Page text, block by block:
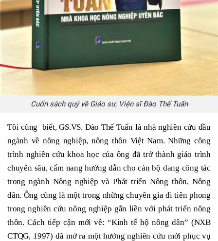
Cuốn sách quý về Giáo sư, Viện sĩ Đào Thế Tuấn
Tôi cũng biết, GS.VS. Đào Thế Tuấn là nhà nghiên cứu đầu
ngành về nông nghiệp, nông thôn Việt Nam. Những công
trình nghiên cứu khoa học của ông đã trở thành giáo trình
chuyên sâu, cẩm nang hướng dẫn cho cán bộ đang công tác
trong ngành Nông nghiệp và Phát triển Nông thôn, Nông
dân. Ông cũng làmột trong những chuyên gia đi tiên phong
trong nghiên cứu nông nghiệp gắn liền với phát triển nông
thôn.Cách tiếp cận mới về:“Kinh tế hộ nông dân” (NXB
CTQG, 1997) đã mở ra một hướng nghiên cứu mới phục vụ